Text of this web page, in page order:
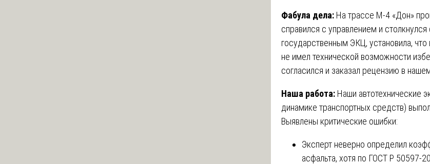
Фабула дела: На трассе М-4 «Дон»
справился с управлением и
государственным ЭКЦ, установила,
не имел технической возможности
согласился и заказал рецензию в
Наша работа: Наши автотехнические
динамике транспортных средств)
Выявлены критические ошибки:
Эксперт неверно определил
асфальта, хотя по ГОСТ Р 50597-